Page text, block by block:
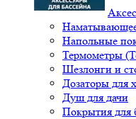
Напольные
Термометры
Шезлонги и
Дозаторы для
Душ для дачи
Покрытия для